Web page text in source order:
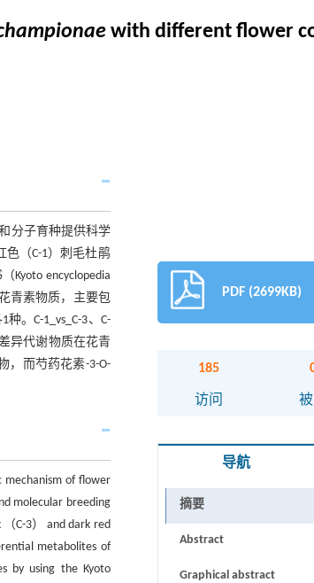
with different flower
分子育种提供科学
色（C-1）刺毛杜鹃
encyclopedia
青素物质，主要包
。C-1_vs_C-3、C-
异代谢物质在花青
，而芍药花素-3-O-
of flower
molecular breeding
C-3） and dark red
metabolites of
by using the Kyoto
PDF (2699KB)
185
访问 被
导航
摘要
Abstract
Graphical abstract